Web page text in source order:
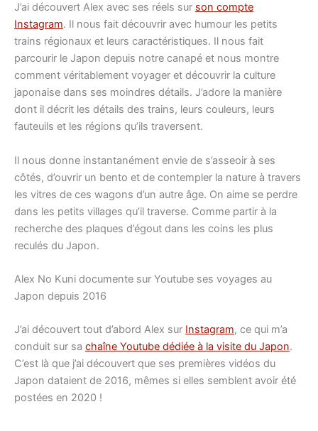
J’ai découvert Alex avec ses réels sur son compte
Instagram. Il nous fait découvrir avec humour les petits
trains régionaux et leurs caractéristiques. Il nous fait
parcourir le Japon depuis notre canapé et nous montre
comment véritablement voyager et découvrir la culture
japonaise dans ses moindres détails. J’adore la manière
dont il décrit les détails des trains, leurs couleurs, leurs
fauteuils et les régions qu’ils traversent.
Il nous donne instantanément envie de s’asseoir à ses
côtés, d’ouvrir un bento et de contempler la nature à travers
les vitres de ces wagons d’un autre âge. On aime se perdre
dans les petits villages qu’il traverse. Comme partir à la
recherche des plaques d’égout dans les coins les plus
reculés du Japon.
Alex No Kuni documente sur Youtube ses voyages au
Japon depuis 2016
J’ai découvert tout d’abord Alex sur Instagram, ce qui m’a
conduit sur sa chaîne Youtube dédiée à la visite du Japon.
C’est là que j’ai découvert que ses premières vidéos du
Japon dataient de 2016, mêmes si elles semblent avoir été
postées en 2020 !